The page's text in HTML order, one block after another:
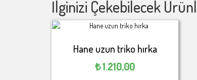
İlginizi Çekebilecek
Hane uzun triko hırka
₺1.210,00